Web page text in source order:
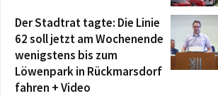
Der Stadtrat tagte: Die Linie
62 soll jetzt am Wochenende
wenigstens bis zum
Löwenpark in Rückmarsdorf
fahren + Video